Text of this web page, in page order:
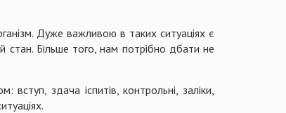
Дуже важливою в таких ситуаціях є
Більше того, нам потрібно дбати не
здача іспитів, контрольні, заліки,